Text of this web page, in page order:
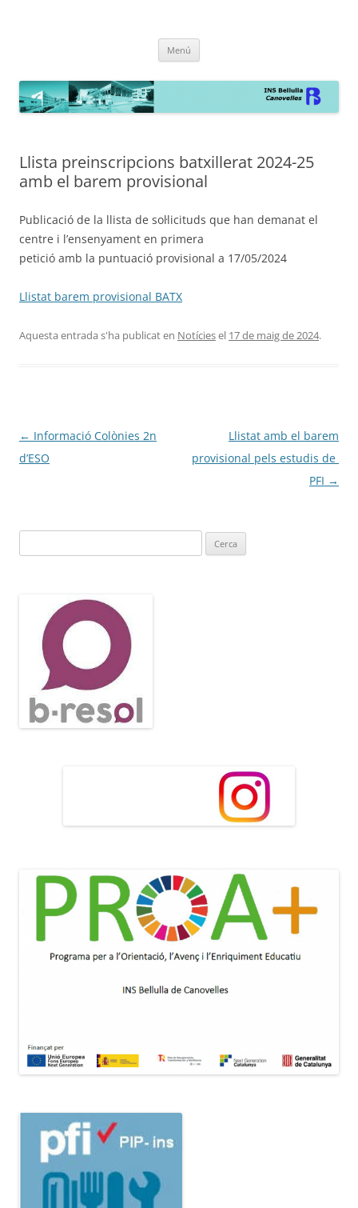
Menú
Llista preinscripcions batxillerat 2024-25
amb el barem provisional
Publicació de la llista de sol·licituds que han demanat el
centre i l’ensenyament en primera
petició amb la puntuació provisional a 17/05/2024
Llistat barem provisional BATX
Aquesta entrada s'ha publicat en Notíciesel 17 de maig de 2024.
Navegació
per
← Informació Colònies 2n
d’ESO
Llistat amb el barem
provisional pels estudis de
PFI →